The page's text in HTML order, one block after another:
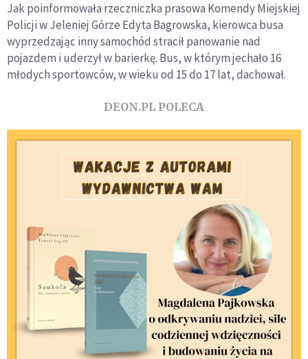
Jak poinformowała rzeczniczka prasowa Komendy Miejskiej
Policji w Jeleniej Górze Edyta Bagrowska, kierowca busa
wyprzedzając inny samochód stracił panowanie nad
pojazdem i uderzył w barierkę. Bus, w którym jechało 16
młodych sportowców, w wieku od 15 do 17 lat, dachował.
DEON.PL POLECA